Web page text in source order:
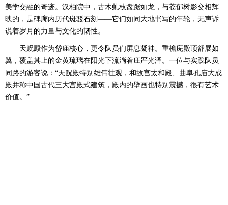
美学交融的奇迹。汉柏院中，古木虬枝盘踞如龙，与苍郁树影交相辉
映的，是碑廊内历代斑驳石刻——它们如同大地书写的年轮，无声诉
说着岁月的力量与文化的韧性。
天贶殿作为岱庙核心，更令队员们屏息凝神。重檐庑殿顶舒展如
翼，覆盖其上的金黄琉璃在阳光下流淌着庄严光泽。一位与实践队员
同路的游客说：“天贶殿特别雄伟壮观，和故宫太和殿、曲阜孔庙大成
殿并称中国古代三大宫殿式建筑，殿内的壁画也特别震撼，很有艺术
价值。”